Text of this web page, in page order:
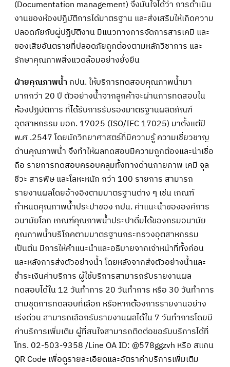
(Documentation management) จึงมั่นใจได้ว่า การดำเนิน
งานของห้องปฏิบัติการได้มาตรฐาน และส่งเสริมให้เกิดความ
ปลอดภัยกับผู้ปฏิบัติงาน มีแนวทางการจัดการสารเคมี และ
ของเสียอันตรายที่ปลอดภัยถูกต้องตามหลักวิชาการ และ
รักษาคุณภาพสิ่งแวดล้อมอย่างยั่งยืน
ฝ่ายคุณภาพน้ำ กปน. ให้บริการทดสอบคุณภาพน้ำมา
มากกว่า 20 ปี ตัวอย่างน้ำจากลูกค้าจะผ่านการทดสอบใน
ห้องปฏิบัติการ ที่ได้รับการรับรองมาตรฐานผลิตภัณฑ์
อุตสาหกรรม มอก. 17025 (ISO/IEC 17025) มาตั้งแต่ปี
พ.ศ .2547 โดยนักวิทยาศาสตร์ที่มีความรู้ ความเชี่ยวชาญ
ด้านคุณภาพน้ำ จึงทำให้ผลทดสอบมีความถูกต้องและน่าเชื่อ
ถือ รายการทดสอบครอบคลุมทั้งทางด้านกายภาพ เคมี จุล
ชีวะ สารพิษ และโลหะหนัก กว่า 100 รายการ สามารถ
รายงานผลโดยอ้างอิงตามมาตรฐานต่าง ๆ เช่น เกณฑ์
กำหนดคุณภาพน้ำประปาของ กปน. ค่าแนะนำขององค์การ
อนามัยโลก เกณฑ์คุณภาพน้ำประปาดื่มได้ของกรมอนามัย
คุณภาพน้ำบริโภคตามมาตรฐานกระทรวงอุตสาหกรรม
เป็นต้น มีการให้คำแนะนำและอธิบายจากเจ้าหน้าที่ทั้งก่อน
และหลังการส่งตัวอย่างน้ำ โดยหลังจากส่งตัวอย่างน้ำและ
ชำระเงินค่าบริการ ผู้ใช้บริการสามารถรับรายงานผล
ทดสอบได้ใน 12 วันทำการ 20 วันทำการ หรือ 30 วันทำการ
ตามชุดการทดสอบที่เลือก หรือหากต้องการรายงานอย่าง
เร่งด่วน สามารถเลือกรับรายงานผลได้ใน 7 วันทำการโดยมี
ค่าบริการเพิ่มเติม ผู้ที่สนใจสามารถติดต่อขอรับบริการได้ที่
โทร. 02-503-9358 /Line OA ID: @578ggzvh หรือ สแกน
QR Code เพื่อดูรายละเอียดและอัตราค่าบริการเพิ่มเติม